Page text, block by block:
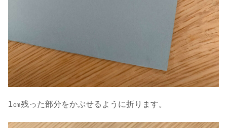
1㎝残った部分をかぶせるように折ります。